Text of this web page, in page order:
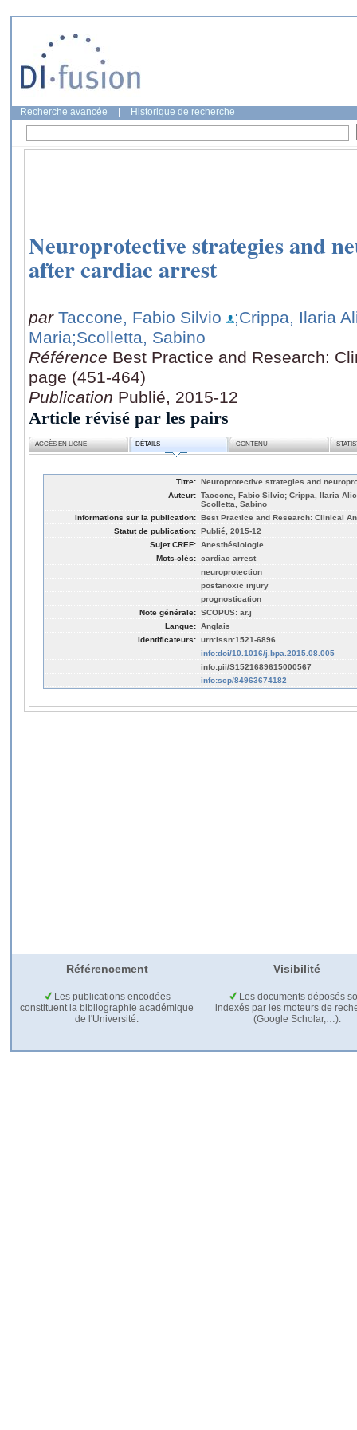
Recherche avancée Historique de recherche
Neuroprotective strategies and
after cardiac arrest
par Taccone, Fabio Silvio
;Crippa, Ilaria
Maria;Scolletta, Sabino
Référence Best Practice and Research:
page (451-464)
Publication Publié, 2015-12
Article révisé par les pairs
ACCÈS EN LIGNE DÉTAILS CONTENU
Titre: Neuroprotective strategies and
Auteur: Taccone, Fabio Silvio; Crippa, Ilaria
Scolletta, Sabino
Informations sur la publication: Best Practice and Research: Clinical
Statut de publication: Publié, 2015-12
Sujet CREF: Anesthésiologie
Mots-clés: cardiac arrest
neuroprotection
postanoxic injury
prognostication
Note générale: SCOPUS: ar.j
Langue: Anglais
Identificateurs: urn:issn:1521-6896
info:doi/10.1016/j.bpa.2015.08.005
info:pii/S1521689615000567
info:scp/84963674182
Référencement Visibilité
Les publications encodées
constituent la bibliographie académique
de l'Université.
Les documents déposés
indexés par les moteurs de
(Google Scholar,…).